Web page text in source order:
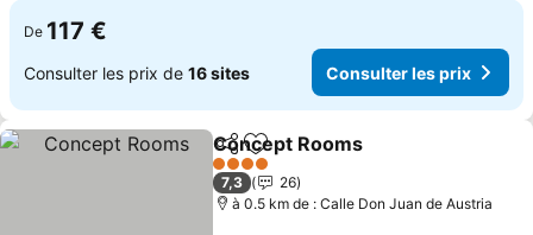
De 117 €
Consulter les prix de 16 sites Consulter les prix
PartagerAjouter à mes favoris
Concept Rooms
4 Étoiles
7,3
26
à 0.5 km de : Calle Don Juan de Austria